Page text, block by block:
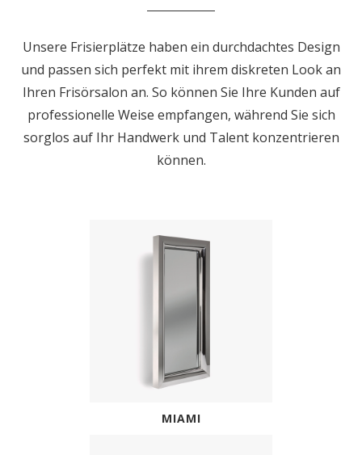
Unsere Frisierplätze haben ein durchdachtes Design
und passen sich perfekt mit ihrem diskreten Look an
Ihren Frisörsalon an. So können Sie Ihre Kunden auf
professionelle Weise empfangen, während Sie sich
sorglos auf Ihr Handwerk und Talent konzentrieren
können.
MIAMI